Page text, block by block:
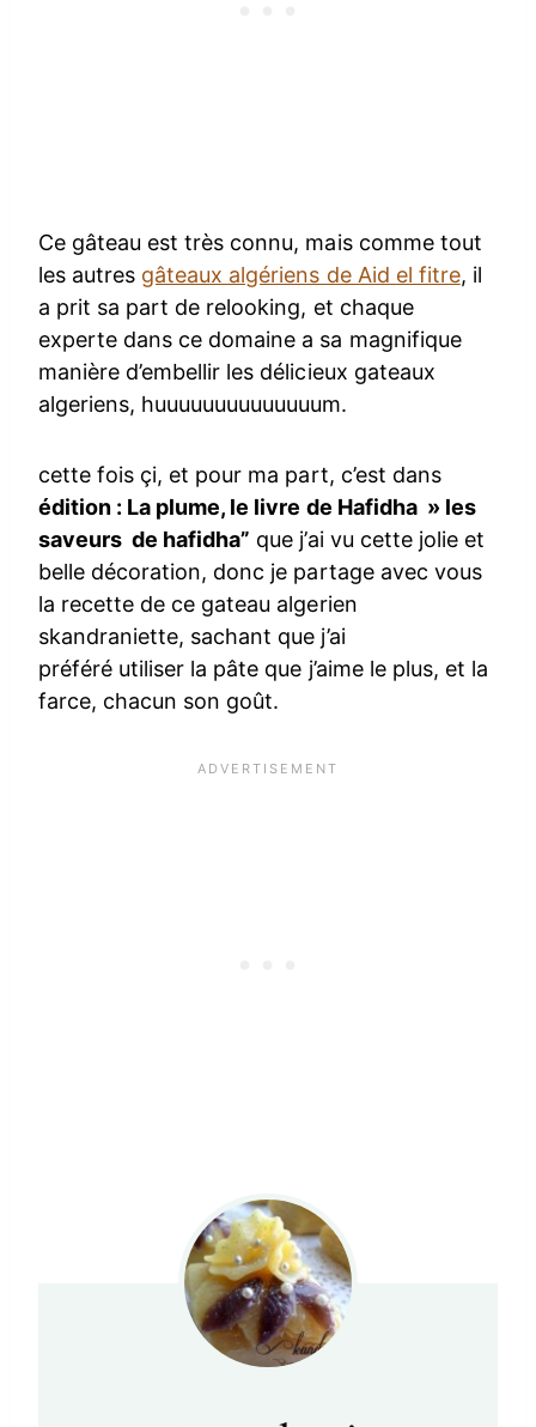
Ce gâteau est très connu, mais comme tout
les autres gâteaux algériens de Aid el fitre, il
a prit sa part de relooking, et chaque
experte dans ce domaine a sa magnifique
manière d’embellir les délicieux gateaux
algeriens, huuuuuuuuuuuuuum.
cette fois çi, et pour ma part, c’est dans
édition : La plume, le livre de Hafidha » les
saveurs de hafidha” que j’ai vu cette jolie et
belle décoration, donc je partage avec vous
la recette de ce gateau algerien
skandraniette, sachant que j’ai
préféré utiliser la pâte que j’aime le plus, et la
farce, chacun son goût.